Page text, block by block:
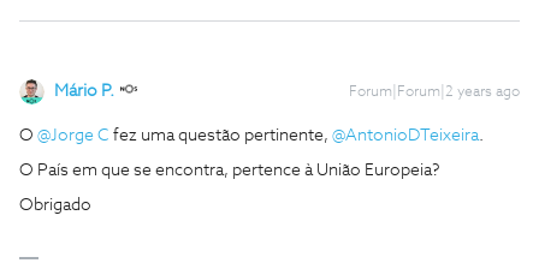
Mário P. Forum|Forum|2 years ago
O @Jorge C fez uma questão pertinente, @AntonioDTeixeira.
O País em que se encontra, pertence à União Europeia?
Obrigado